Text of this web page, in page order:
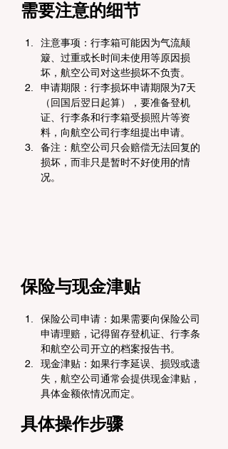
需要注意的细节
注意事项：行李箱可能因为气流颠
簸、过重或长时间未使用等原因损
坏，航空公司对这些损坏不负责。
申请期限：行李损坏申请期限为7天
（回国后翌日起算），要准备登机
证、行李条和行李箱受损照片等资
料，向航空公司行李组提出申请。
备注：航空公司只会赔偿无法回复的
损坏，而非只是暂时不好使用的情
况。
保险与现金津贴
保险公司申请：如果需要向保险公司
申请理赔，记得留存登机证、行李条
和航空公司开立的档案报告书。
现金津贴：如果行李延误、损毁或遗
失，航空公司通常会提供现金津贴，
具体金额依情况而定。
具体操作步骤